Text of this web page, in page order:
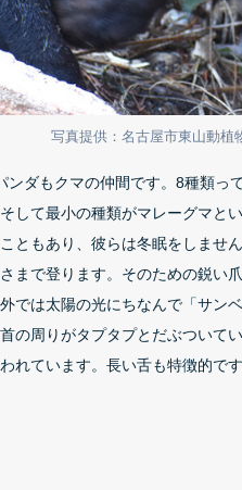
写真提供：名古屋市東山動植
ンダもクマの仲間です。8種類
して最小の種類がマレーグマと
ともあり、彼らは冬眠をしませ
まで登ります。そのための鋭い
では太陽の光にちなんで「サン
の周りがタプタプとだぶついて
れています。長い舌も特徴的で